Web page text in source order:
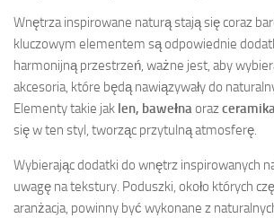
Wnętrza inspirowane naturą stają się coraz
kluczowym elementem są odpowiednie
harmonijną przestrzeń, ważne jest, aby
akcesoria, które będą nawiązywały do
Elementy takie jak len, bawełnaoraz
się w ten styl, tworząc przytulną atmosferę.
Wybierając dodatki do wnętrz inspirowanych
uwagę na tekstury. Poduszki, około których
aranżacja, powinny być wykonane z